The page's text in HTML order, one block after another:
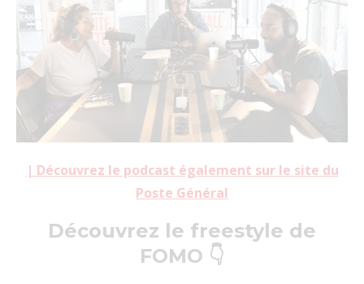
| Découvrez le podcast également sur le site du
Poste Général
Découvrez le freestyle de
FOMO 👇